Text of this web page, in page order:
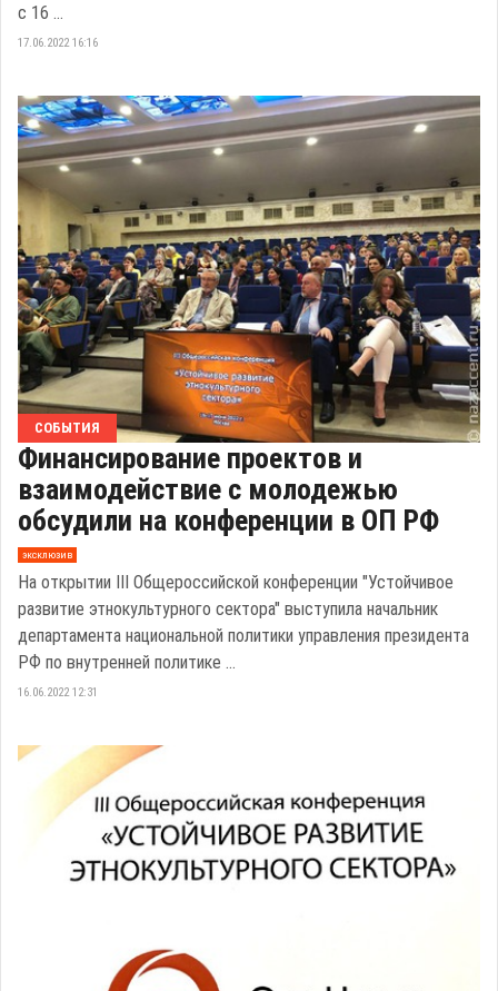
с 16 ...
17.06.2022 16:16
СОБЫТИЯ
Финансирование проектов и
взаимодействие с молодежью
обсудили на конференции в ОП РФ
эксклюзив
На открытии III Общероссийской конференции "Устойчивое
развитие этнокультурного сектора" выступила начальник
департамента национальной политики управления президента
РФ по внутренней политике ...
16.06.2022 12:31